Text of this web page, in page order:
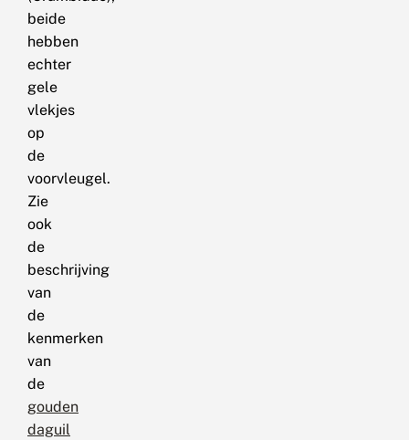
beide
hebben
echter
gele
vlekjes
op
de
voorvleugel.
Zie
ook
de
beschrijving
van
de
kenmerken
van
de
gouden
daguil